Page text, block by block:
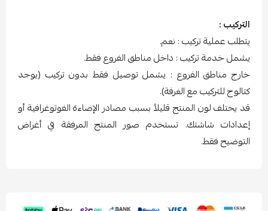
التركيب :
يتطلب عملية تركيب : نعم.
يشمل خدمة تركيب : داخل مناطق الفروع فقط.
خارج مناطق الفروع : يشمل توصيل فقط بدون تركيب (يوجد
كتالوج للتركيب مع الغرفة).
قد يختلف لون المنتج قليلاً بسبب مصادر الإضاءة الفوتوغرافية أو
إعدادات شاشتك. تستخدم صور المنتج المرفقة في أغراض
التوضيح فقط.